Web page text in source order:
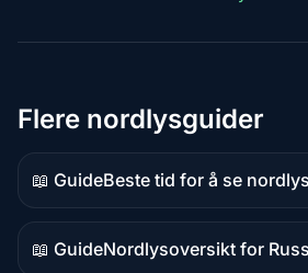
Flere nordlysguider
📖 Guide
Guideinnhold
Beste tid for å se
📖 Guide
Guideinnhold
Nordlysoversikt for